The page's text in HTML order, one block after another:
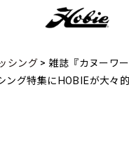
シング> 雑誌『カヌーワ
ング特集にHOBIEが大々